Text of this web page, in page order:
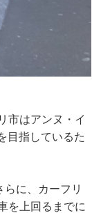
市はアンヌ・イ
目指しているた
に、カーフリ
を上回るまでに